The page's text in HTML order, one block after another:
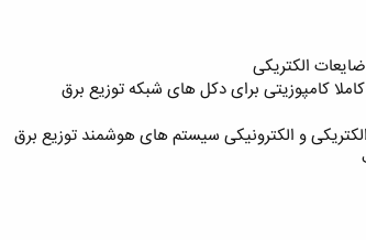
الکتریکی
کامپوزیتی برای دکل های شبکه توزیع برق
و الکترونیکی سیستم های هوشمند توزیع برق